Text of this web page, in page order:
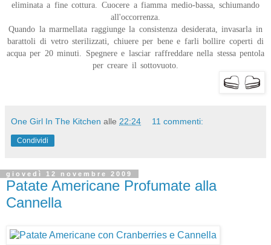
eliminata a fine cottura. Cuocere a fiamma medio-bassa, schiumando
all'occorrenza.
Quando la marmellata raggiunge la consistenza desiderata, invasarla in
barattoli di vetro sterilizzati, chiuere per bene e farli bollire coperti di
acqua per 20 minuti. Spegnere e lasciar raffreddare nella stessa pentola
per creare il sottovuoto.
One Girl In The Kitchen alle 22:24 11 commenti:
Condividi
giovedì 12 novembre 2009
Patate Americane Profumate alla
Cannella